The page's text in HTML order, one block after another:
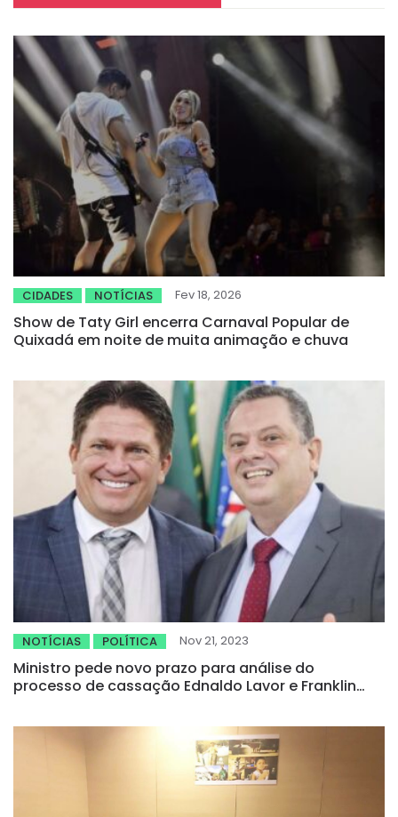
CIDADES NOTÍCIAS Fev 18, 2026
Show de Taty Girl encerra Carnaval Popular de
Quixadá em noite de muita animação e chuva
NOTÍCIAS POLÍTICA Nov 21, 2023
Ministro pede novo prazo para análise do
processo de cassação Ednaldo Lavor e Franklin